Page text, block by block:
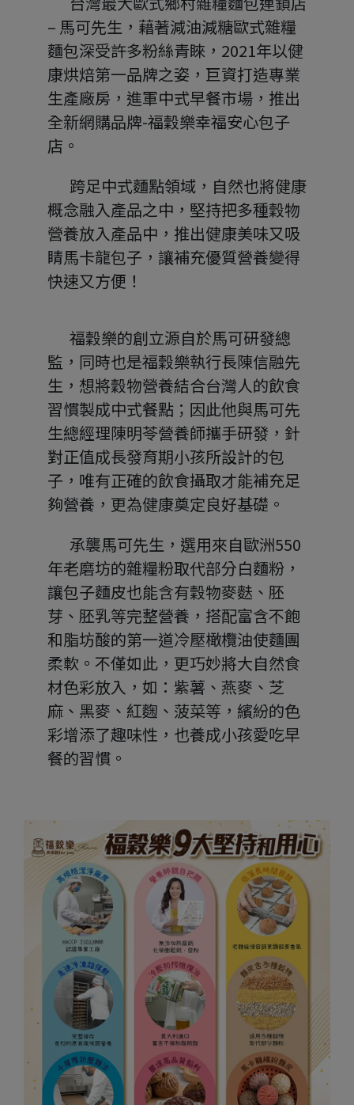
– 馬可先生，藉著減油減糖歐式雜糧
麵包深受許多粉絲青睞，2021年以健
康烘焙第一品牌之姿，巨資打造專業
生產廠房，進軍中式早餐市場，推出
全新網購品牌-福穀樂幸福安心包子
店。
概念融入產品之中，堅持把多種穀物
營養放入產品中，推出健康美味又吸
睛馬卡龍包子，讓補充優質營養變得
快速又方便！
監，同時也是福穀樂執行長陳信融先
生，想將穀物營養結合台灣人的飲食
習慣製成中式餐點；因此他與馬可先
生總經理陳明苓營養師攜手研發，針
對正值成長發育期小孩所設計的包
子，唯有正確的飲食攝取才能補充足
夠營養，更為健康奠定良好基礎。
年老磨坊的雜糧粉取代部分白麵粉，
讓包子麵皮也能含有穀物麥麩、胚
芽、胚乳等完整營養，搭配富含不飽
和脂坊酸的第一道冷壓橄欖油使麵團
柔軟。不僅如此，更巧妙將大自然食
材色彩放入，如：紫薯、燕麥、芝
麻、黑麥、紅麴、菠菜等，繽紛的色
彩增添了趣味性，也養成小孩愛吃早
餐的習慣。